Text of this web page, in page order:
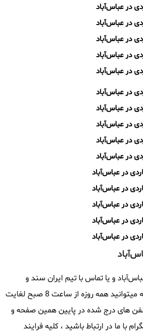
و یا تماس با تیم ایران سند و
کارشناسان این مجموعه میتوانید همه روزه از ساعت 8 صبح لغایت
تلفن های درج شده در پایین همین صفحه و
با ما در ارتباط باشید ، کلیه فرایند